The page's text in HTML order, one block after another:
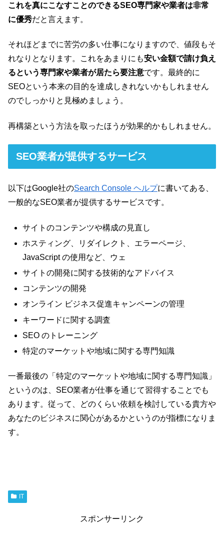
これを真にこなすことのできるSEO専門家や業者は非常
に優秀だと言えます。
それほどまでに苦労の多い仕事になりますので、値段もそ
れなりとなります。これをあまりにも安い金額で請け負え
るという専門家や業者が居たら要注意です。最終的に
SEOという本来の目的を達成しきれないかもしれません
のでしっかりと見極めましょう。
再構築という方法を取ったほうが効果的かもしれません。
SEO業者が提供するサービス
以下はGoogle社のSearch Console ヘルプに書いてある、
一般的なSEO業者が提供するサービスです。
サイトのコンテンツや構成の見直し
ホスティング、リダイレクト、エラーページ、
JavaScript の使用など、ウェ
サイトの開発に関する技術的なアドバイス
コンテンツの開発
オンライン ビジネス促進キャンペーンの管理
キーワードに関する調査
SEO のトレーニング
特定のマーケットや地域に関する専門知識
一番最後の「特定のマーケットや地域に関する専門知識」
というのは、SEO業者が仕事を通じて習得することでも
あります。従って、どのくらい依頼を検討している貴方や
あなたのビジネスに関心があるかというのが指標になりま
す。
IT
スポンサーリンク